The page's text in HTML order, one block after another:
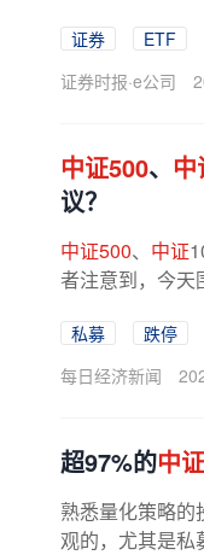
证券 ETF
证券时报·e公司
中证500、
议？
中证500、 中证
者注意到，今天
私募 跌停
每日经济新闻
超97%的中
熟悉量化策略
观的，尤其是私